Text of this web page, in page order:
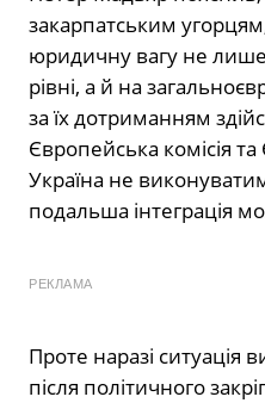
закарпатським
юридичну вагу не
рівні, а й на
за їх дотриманням
Європейська комісія
Україна не
подальша інтеграція
РЕКЛАМА
Проте наразі ситуація
після політичного